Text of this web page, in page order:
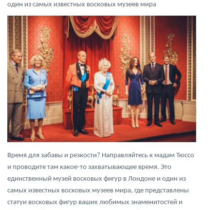
один из самых известных восковых музеев мира
Время для забавы и резкости? Направляйтесь к мадам Тюссо
и проводите там какое-то захватывающее время. Это
единственный музей восковых фигур в Лондоне и один из
самых известных восковых музеев мира, где представлены
статуи восковых фигур ваших любимых знаменитостей и